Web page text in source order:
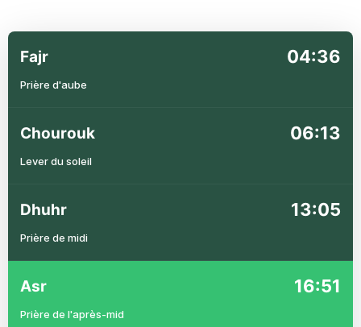
Fajr 04:36
Prière d'aube
Chourouk 06:13
Lever du soleil
Dhuhr 13:05
Prière de midi
Asr 16:51
Prière de l'après-mid